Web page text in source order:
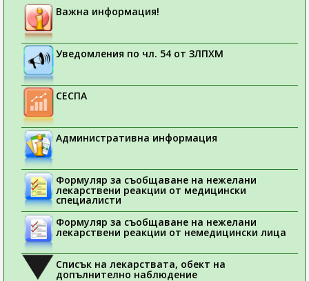
Важна информация!
Уведомления по чл. 54 от ЗЛПХМ
СЕСПА
Административна информация
Формуляр за съобщаване на нежелани
лекарствени реакции от медицински
специалисти
Формуляр за съобщаване на нежелани
лекарствени реакции от немедицински лица
Списък на лекарствата, обект на
допълнително наблюдение